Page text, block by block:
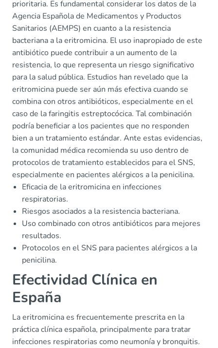
prioritaria. Es fundamental considerar los datos de la
Agencia Española de Medicamentos y Productos
Sanitarios (AEMPS) en cuanto a la resistencia
bacteriana a la eritromicina. El uso inapropiado de este
antibiótico puede contribuir a un aumento de la
resistencia, lo que representa un riesgo significativo
para la salud pública. Estudios han revelado que la
eritromicina puede ser aún más efectiva cuando se
combina con otros antibióticos, especialmente en el
caso de la faringitis estreptocócica. Tal combinación
podría beneficiar a los pacientes que no responden
bien a un tratamiento estándar. Ante estas evidencias,
la comunidad médica recomienda su uso dentro de
protocolos de tratamiento establecidos para el SNS,
especialmente en pacientes alérgicos a la penicilina.
Eficacia de la eritromicina en infecciones
respiratorias.
Riesgos asociados a la resistencia bacteriana.
Uso combinado con otros antibióticos para mejores
resultados.
Protocolos en el SNS para pacientes alérgicos a la
penicilina.
Efectividad Clínica en
España
La eritromicina es frecuentemente prescrita en la
práctica clínica española, principalmente para tratar
infecciones respiratorias como neumonía y bronquitis.